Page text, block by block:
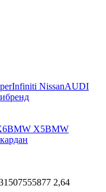
Infiniti NissanAUDI
BMW X5BMW
2,64